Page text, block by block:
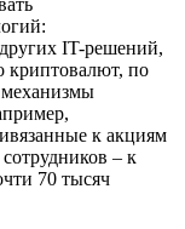
IT-решений,
криптовалют, по
к акциям
– к
70 тысяч